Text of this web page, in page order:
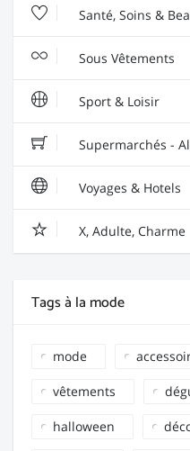
Santé, Soins &
Sous Vêtements
Sport & Loisir
Supermarchés -
Voyages & Hotels
X, Adulte, Charme
Tags à la mode
mode
vêtements
halloween